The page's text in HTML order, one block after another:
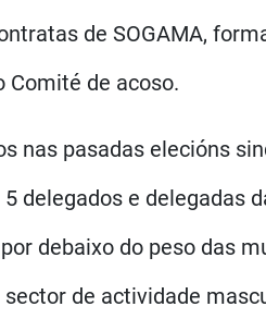
de SOGAMA,
Comité de acoso.
nas pasadas elecións
delegados e delegadas
debaixo do peso das
de actividade